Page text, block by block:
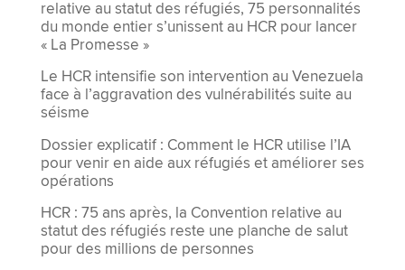
relative au statut des réfugiés, 75 personnalités
du monde entier s’unissent au HCR pour lancer
« La Promesse »
Le HCR intensifie son intervention au Venezuela
face à l’aggravation des vulnérabilités suite au
séisme
Dossier explicatif : Comment le HCR utilise l’IA
pour venir en aide aux réfugiés et améliorer ses
opérations
HCR : 75 ans après, la Convention relative au
statut des réfugiés reste une planche de salut
pour des millions de personnes